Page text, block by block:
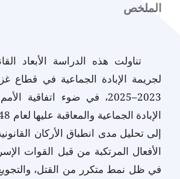
الملخص
تناولت هذه الدراسة الأبعاد
لجريمة الإبادة الجماعية في قطاع
2023–2025، في ضوء اتفاقية
إلى تحليل مدى انطباق الأركان
الأفعال المرتكبة من قبل القوات
في ظل نمط متكرر من القتل،